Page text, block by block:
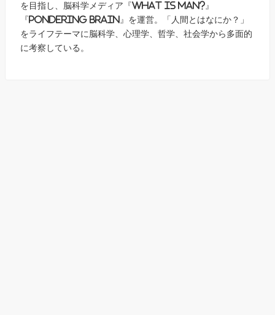
を目指し、脳科学メディア『What is Man?』
『Pondering Brain』を運営。「人間とはなにか？」
をライフテーマに脳科学、心理学、哲学、社会学から多面的
に考察している。